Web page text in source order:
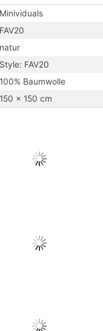
Minividuals
FAV20
natur
Style: FAV20
100% Baumwolle
150 x 150 cm